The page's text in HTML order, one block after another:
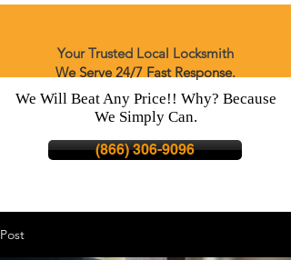
Your Trusted Local Locksmith
We Serve 24/7 Fast Response.
We Will Beat Any Price!! Why? Because
We Simply Can.
(866) 306-9096
Post